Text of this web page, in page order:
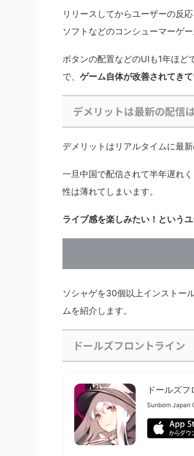
リリースしてからユーザーの反
ソフトなどのコンシューマーゲ
ボタンの配置などのUIも1年ほど
で、 ゲーム自体が改善されてき
デメリットは最新の配信
デメリットはリアルタイムに最
一旦中国で配信されて半年遅れ
性は薄れてしまいます。
ライブ感を楽しみたい！という
ソシャゲを30個以上インストー
ムを紹介します。
ドールズフロントライン
ドールズ
Sunborn Japan